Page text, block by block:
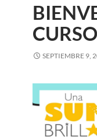
SEPTIEMBRE 9,